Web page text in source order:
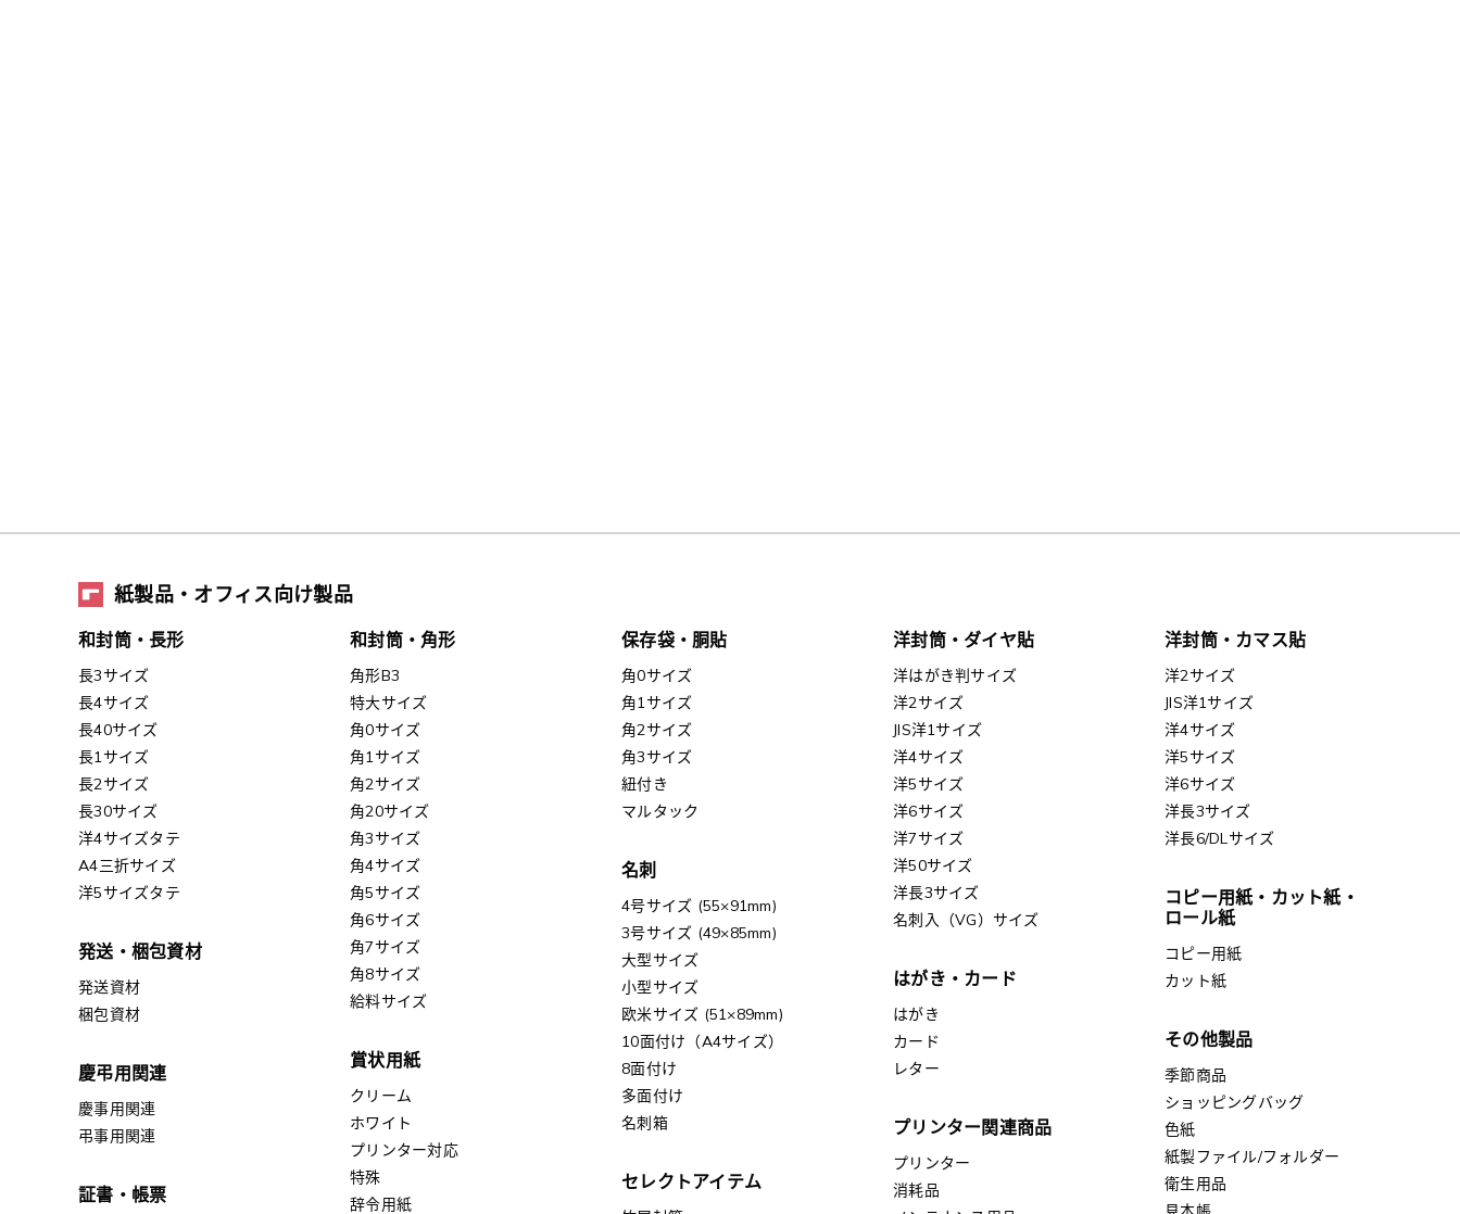
紙製品・オフィス向け製品
和封筒・長形
長3サイズ
長4サイズ
長40サイズ
長1サイズ
長2サイズ
長30サイズ
洋4サイズタテ
A4三折サイズ
洋5サイズタテ
発送・梱包資材
発送資材
梱包資材
慶弔用関連
慶事用関連
弔事用関連
証書・帳票
和封筒・角形
角形B3
特大サイズ
角0サイズ
角1サイズ
角2サイズ
角20サイズ
角3サイズ
角4サイズ
角5サイズ
角6サイズ
角7サイズ
角8サイズ
給料サイズ
賞状用紙
クリーム
ホワイト
プリンター対応
特殊
辞令用紙
保存袋・胴貼
角0サイズ
角1サイズ
角2サイズ
角3サイズ
紐付き
マルタック
名刺
4号サイズ (55×91mm)
3号サイズ (49×85mm)
大型サイズ
小型サイズ
欧米サイズ (51×89mm)
10面付け（A4サイズ）
8面付け
多面付け
名刺箱
セレクトアイテム
洋封筒・ダイヤ貼
洋はがき判サイズ
洋2サイズ
JIS洋1サイズ
洋4サイズ
洋5サイズ
洋6サイズ
洋7サイズ
洋50サイズ
洋長3サイズ
名刺入（VG）サイズ
はがき・カード
はがき
カード
レター
プリンター関連商品
プリンター
消耗品
洋封筒・カマス貼
洋2サイズ
JIS洋1サイズ
洋4サイズ
洋5サイズ
洋6サイズ
洋長3サイズ
洋長6/DLサイズ
コピー用紙・カット紙・
ロール紙
コピー用紙
カット紙
その他製品
季節商品
ショッピングバッグ
色紙
紙製ファイル/フォルダー
衛生用品